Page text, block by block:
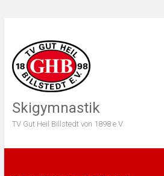
Skigymnastik
TV Gut Heil Billstedt von 1898 e.V.